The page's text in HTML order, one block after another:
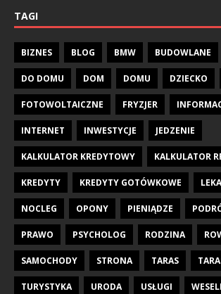
TAGI
BIZNES BLOG BMW BUDOWLANE
DO DOMU DOM DOMU DZIECKO
FOTOWOLTAICZNE FRYZJER
INTERNET INWESTYCJE JEDZENIE
KALKULATOR KREDYTOWY KALKULATOR
KREDYTY KREDYTY GOTÓWKOWE
NOCLEG OPONY PIENIĄDZE
PRAWO PSYCHOLOG RODZINA
SAMOCHODY STRONA TARAS
TURYSTYKA URODA USŁUGI